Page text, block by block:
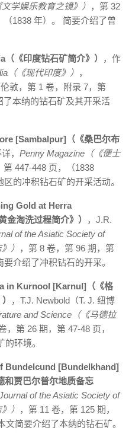
学娱乐教育之镜》） ，第 32
1838 年）。 简要介绍了曾
《印度钻石矿简介》）
，作
（《现代印度》） ，
敦，第 1 卷，附录 7，第
了本纳的钻石矿及其开采活
[Sambalpur]（《桑巴尔布
， Penny Magazine（《便士
447-448 页，（1838
的冲积钻石矿的开采活动。
Gold at Herra
淘洗过程简介》）
，J.R.
of the Asiatic Society of
） ，第 8 卷，第 96 期，第
介绍了冲积钻石的开采。
in Kurnool [Karnul]（《格
，T.J. Newbold（T. J. 纽博
and Science（《马德拉
，第 26 期，第 47-48 页，
的环境。
Bundelcund [Bundelkhand]
贾巴尔普尔地质备忘
of the Asiatic Society of
） ，第 11 卷，第 125 期，
文简要介绍了本纳的钻石矿。